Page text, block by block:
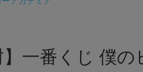
】一番くじ 僕